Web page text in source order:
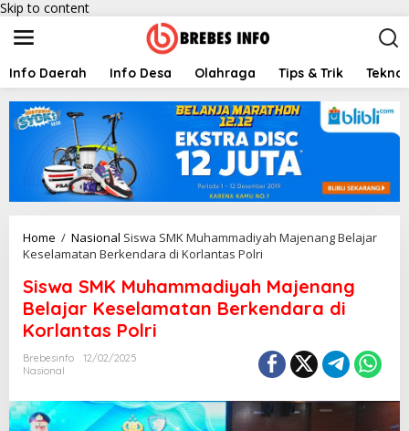
Skip to content
Info Daerah Info Desa Olahraga Tips & Trik
Home / Nasional Siswa SMK Muhammadiyah Majenang Belajar
Keselamatan Berkendara di Korlantas Polri
Siswa SMK Muhammadiyah Majenang
Belajar Keselamatan Berkendara di
Korlantas Polri
Brebesinfo
12/02/2025
Nasional